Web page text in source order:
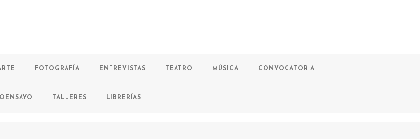
FOTOGRAFÍA ENTREVISTAS TEATRO MÚSICA CONVOCATORIA
TALLERES LIBRERÍAS